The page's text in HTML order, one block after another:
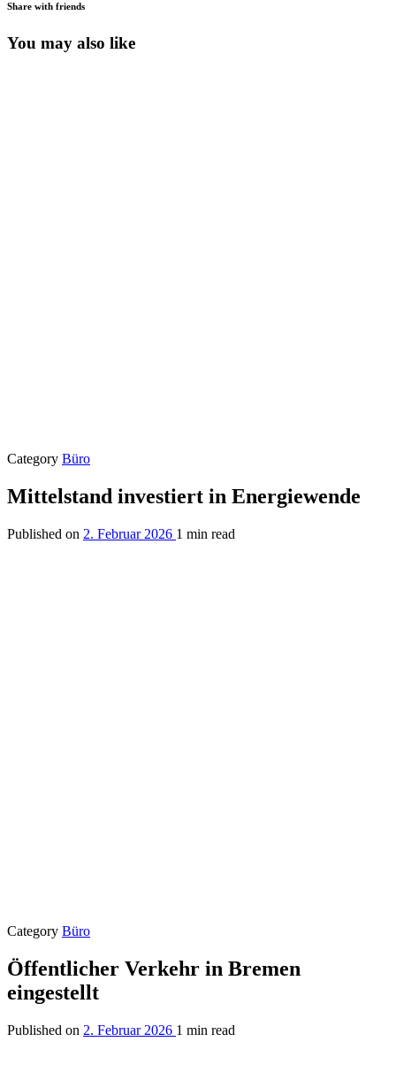
Share with friends
You may also like
Category Büro
Mittelstand investiert in Energiewende
Published on 2. Februar 2026 1 min read
Category Büro
Öffentlicher Verkehr in Bremen
eingestellt
Published on 2. Februar 2026 1 min read